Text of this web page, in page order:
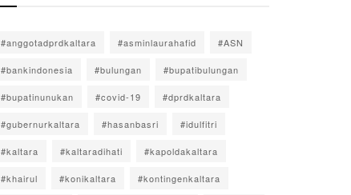
#anggotadprdkaltara #asminlaurahafid #ASN
#bankindonesia #bulungan #bupatibulungan
#bupatinunukan #covid-19 #dprdkaltara
#gubernurkaltara #hasanbasri #idulfitri
#kaltara #kaltaradihati #kapoldakaltara
#khairul #konikaltara #kontingenkaltara